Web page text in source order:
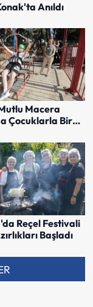
Anıldı
Macera
Çocuklarla Bir
Reçel Festivali
Başladı